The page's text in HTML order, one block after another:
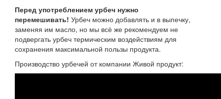
Перед употреблением урбеч нужно
перемешивать! Урбеч можно добавлять и в выпечку,
заменяя им масло, но мы всё же рекомендуем не
подвергать урбеч термическим воздействиям для
сохранения максимальной пользы продукта.
Производство урбечей от компании Живой продукт: